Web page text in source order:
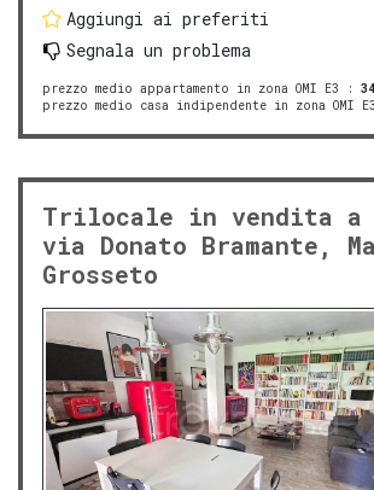
Aggiungi ai preferiti
Segnala un problema
prezzo medio appartamento in zona OMI E3 :
prezzo medio casa indipendente in zona OMI E3
Trilocale in vendita a
via Donato Bramante,
Grosseto